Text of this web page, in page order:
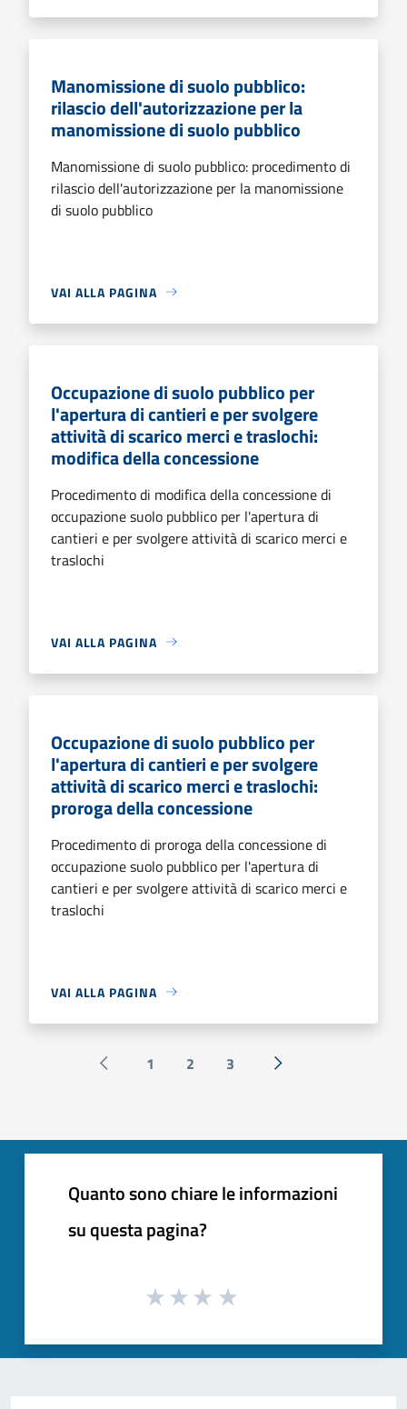
Manomissione di suolo pubblico:
rilascio dell'autorizzazione per la
manomissione di suolo pubblico
Manomissione di suolo pubblico: procedimento di
rilascio dell'autorizzazione per la manomissione
di suolo pubblico
VAI ALLA PAGINA
Occupazione di suolo pubblico per
l'apertura di cantieri e per svolgere
attività di scarico merci e traslochi:
modifica della concessione
Procedimento di modifica della concessione di
occupazione suolo pubblico per l'apertura di
cantieri e per svolgere attività di scarico merci e
traslochi
VAI ALLA PAGINA
Occupazione di suolo pubblico per
l'apertura di cantieri e per svolgere
attività di scarico merci e traslochi:
proroga della concessione
Procedimento di proroga della concessione di
occupazione suolo pubblico per l'apertura di
cantieri e per svolgere attività di scarico merci e
traslochi
VAI ALLA PAGINA
Pagina precedente
1 2 3 Successiva »
Quanto sono chiare le informazioni
su questa pagina?